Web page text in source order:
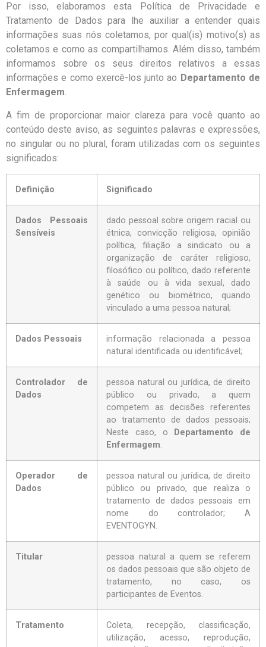
Por isso, elaboramos esta Política de Privacidade e
Tratamento de Dados para lhe auxiliar a entender quais
informações suas nós coletamos, por qual(is) motivo(s) as
coletamos e como as compartilhamos. Além disso, também
informamos sobre os seus direitos relativos a essas
informações e como exercê-los junto ao Departamento de
Enfermagem.
A fim de proporcionar maior clareza para você quanto ao
conteúdo deste aviso, as seguintes palavras e expressões,
no singular ou no plural, foram utilizadas com os seguintes
significados:
Definição Significado
Dados Pessoais
Sensíveis
dado pessoal sobre origem racial ou
étnica, convicção religiosa, opinião
política, filiação a sindicato ou a
organização de caráter religioso,
filosófico ou político, dado referente
à saúde ou à vida sexual, dado
genético ou biométrico, quando
vinculado a uma pessoa natural;
Dados Pessoais
informação relacionada a pessoa
natural identificada ou identificável;
Controlador de
Dados
pessoa natural ou jurídica, de direito
público ou privado, a quem
competem as decisões referentes
ao tratamento de dados pessoais;
Neste caso, o
Departamento de
Enfermagem.
Operador de
Dados
pessoa natural ou jurídica, de direito
público ou privado, que realiza o
tratamento de dados pessoais em
nome do controlador; A
EVENTOGYN.
Titular
pessoa natural a quem se referem
os dados pessoais que são objeto de
tratamento, no caso, os
participantes de Eventos.
Tratamento
Coleta, recepção, classificação,
utilização, acesso, reprodução,